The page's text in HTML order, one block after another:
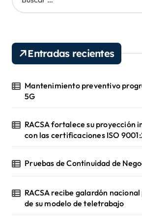
r
Entradas recientes
Mantenimiento preventivo
5G
RACSA fortalece su proyección
con las certificaciones ISO
Pruebas de Continuidad de
RACSA recibe galardón
de su modelo de teletrabajo